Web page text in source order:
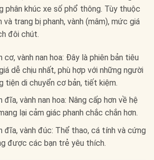
phân khúc xe số phổ thông. Tùy thuộc
trang bị phanh, vành (mâm), mức giá
đôi chút.
cơ, vành nan hoa: Đây là phiên bản tiêu
dễ chịu nhất, phù hợp với những người
tiện di chuyển cơ bản, tiết kiệm.
đĩa, vành nan hoa: Nâng cấp hơn về hệ
lại cảm giác phanh chắc chắn hơn.
đĩa, vành đúc: Thể thao, cá tính và cứng
được các bạn trẻ yêu thích.